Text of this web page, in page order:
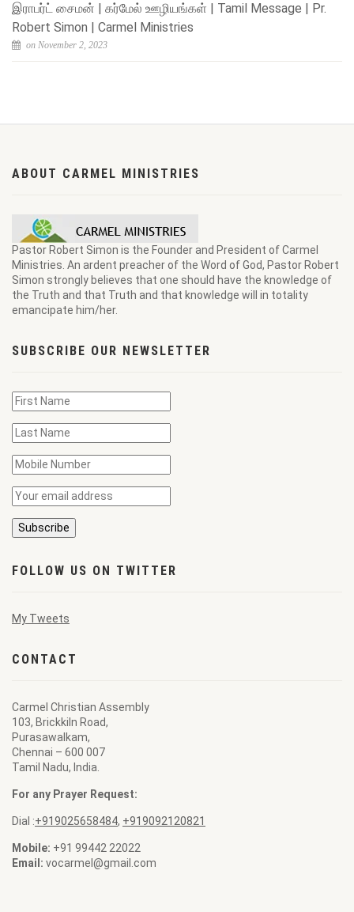
இராபர்ட் சைமன் | கர்மேல் ஊழியங்கள் | Tamil Message | Pr.
Robert Simon | Carmel Ministries
on November 2, 2023
ABOUT CARMEL MINISTRIES
Pastor Robert Simon is the Founder and President of Carmel
Ministries. An ardent preacher of the Word of God, Pastor Robert
Simon strongly believes that one should have the knowledge of
the Truth and that Truth and that knowledge will in totality
emancipate him/her.
SUBSCRIBE OUR NEWSLETTER
FOLLOW US ON TWITTER
My Tweets
CONTACT
Carmel Christian Assembly
103, Brickkiln Road,
Purasawalkam,
Chennai – 600 007
Tamil Nadu, India.
For any Prayer Request:
Dial :+919025658484, +919092120821
Mobile: +91 99442 22022
Email: vocarmel@gmail.com